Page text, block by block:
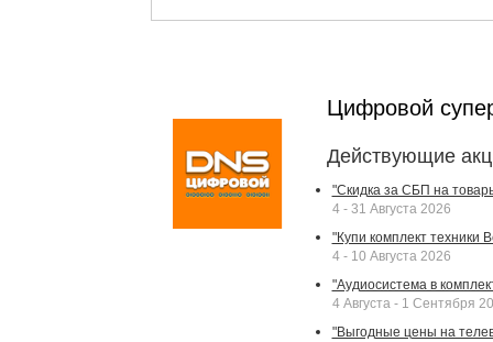
Цифровой
Действующие
"Скидка за СБП на
4 - 31 Августа 2026
"Купи комплект техники
4 - 10 Августа 2026
"Аудиосистема в
4 Августа - 1 Сентября
"Выгодные цены на